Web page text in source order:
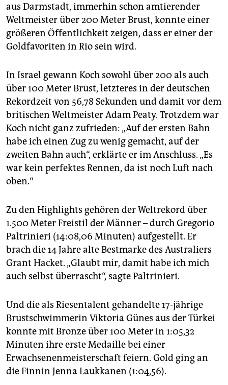
aus Darmstadt, immerhin schon amtierender
Weltmeister über 200 Meter Brust, konnte einer
größeren Öffentlichkeit zeigen, dass er einer der
Goldfavoriten in Rio sein wird.
In Israel gewann Koch sowohl über 200 als auch
über 100 Meter Brust, letzteres in der deutschen
Rekordzeit von 56,78 Sekunden und damit vor dem
britischen Weltmeister Adam Peaty. Trotzdem war
Koch nicht ganz zufrieden: „Auf der ersten Bahn
habe ich einen Zug zu wenig gemacht, auf der
zweiten Bahn auch“, erklärte er im Anschluss. „Es
war kein perfektes Rennen, da ist noch Luft nach
oben.“
Zu den Highlights gehören der Weltrekord über
1.500 Meter Freistil der Männer – durch Gregorio
Paltrinieri (14:08,06 Minuten) aufgestellt. Er
brach die 14 Jahre alte Bestmarke des Australiers
Grant Hacket. „Glaubt mir, damit habe ich mich
auch selbst überrascht“, sagte Paltrinieri.
Und die als Riesentalent gehandelte 17-jährige
Brustschwimmerin Viktoria Günes aus der Türkei
konnte mit Bronze über 100 Meter in 1:05,32
Minuten ihre erste Medaille bei einer
Erwachsenenmeisterschaft feiern. Gold ging an
die Finnin Jenna Laukkanen (1:04,56).